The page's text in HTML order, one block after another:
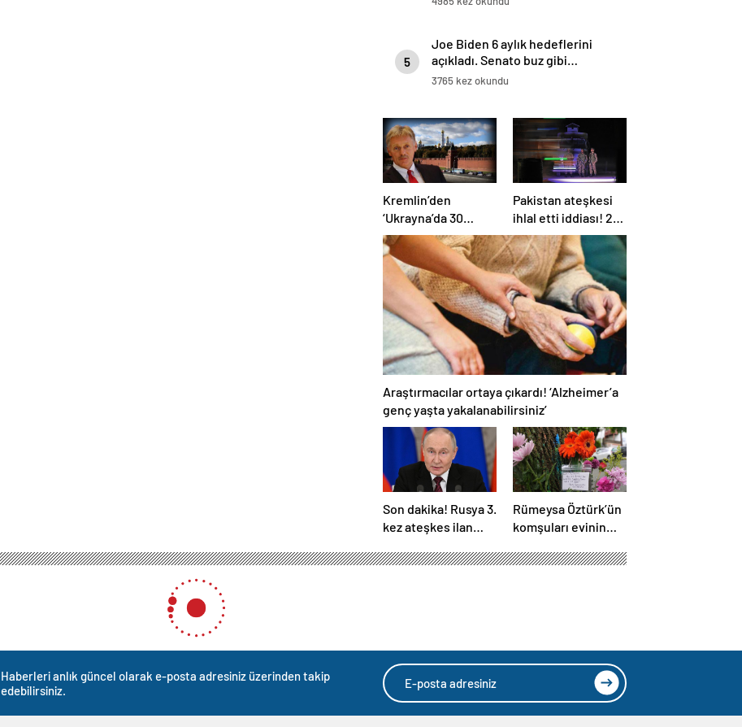
5
Joe Biden 6 aylık hedeflerini
açıkladı. Senato buz gibi…
3765 kez okundu
Kremlin’den
‘Ukrayna’da 30
günlük ateşkes’
açıklaması: Bunu
iyice düşünmeliyiz
Pakistan ateşkesi
ihlal etti iddiası! 2
ülkeden 2 farklı
açıklama
Araştırmacılar ortaya çıkardı! ‘Alzheimer’a
genç yaşta yakalanabilirsiniz’
Son dakika! Rusya 3.
kez ateşkes ilan
ile görüşme
Rümeysa Öztürk’ün
komşuları evinin
notlar bıraktı
Haberleri anlık güncel olarak e-posta adresiniz üzerinden takip
edebilirsiniz.